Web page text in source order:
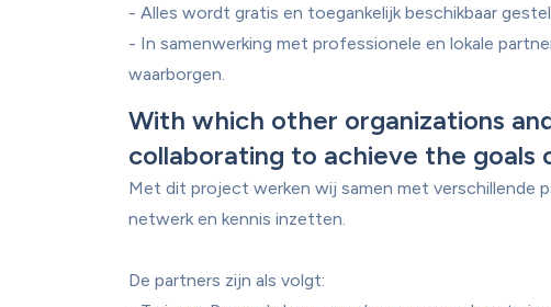
- Alles wordt gratis en toegankelijk beschikbaar
- In samenwerking met professionele en lokale
With which other organizations
collaborating to achieve the goals
Met dit project werken wij samen met verschillende
netwerk en kennis inzetten.
De partners zijn als volgt: